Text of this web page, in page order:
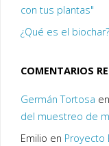
con tus plantas"
¿Qué es el biochar?
COMENTARIOS
Germán Tortosa en
del muestreo de
Emilio en Proyecto